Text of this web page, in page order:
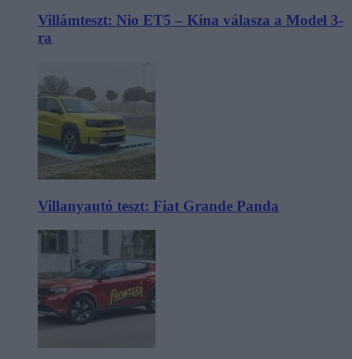
Villámteszt: Nio ET5 – Kína válasza a Model 3-
ra
Villanyautó teszt: Fiat Grande Panda